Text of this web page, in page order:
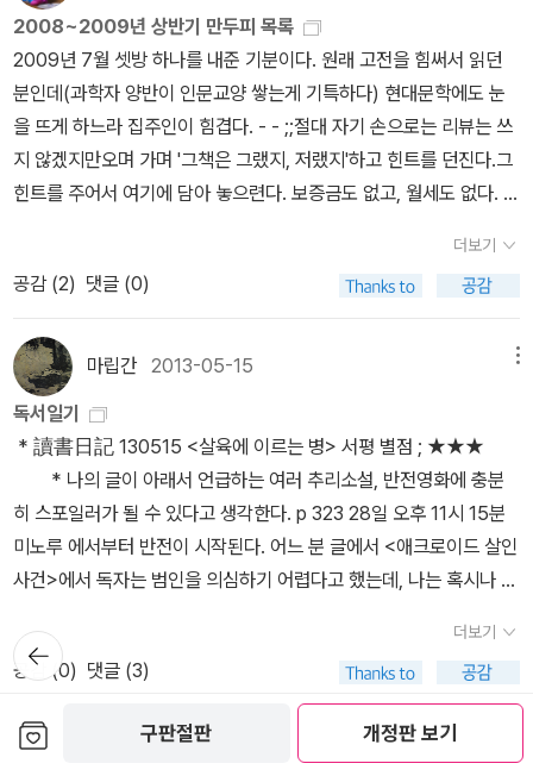
구판절판 개정판 보기
오산, 오몬, 오미네, 오콘, 오하쓰, 오하루, (아오이)7.얼간이: 18명 -
오토쿠, 오쓰유, 오시마, 오리쓰, 오토모, 오엔, 오코, 오슌, 오미요, 오
쿠메, 오슈, 오린, 오후지, 오노노 고마치(9세기 여류시인), 오미쓰,
오몽, 오케이, 오렌, {아오이: 오가 중간에, 오카자키(헷갈리지 말자,
이거는 유곽이름이다.), 오지, 오시마: 이거 둘은 지명이름이다.}
2008~2009년 상반기 만두피 목록
2009년 7월 셋방 하나를 내준 기분이다. 원래 고전을 힘써서 읽던
분인데(과학자 양반이 인문교양 쌓는게 기특하다) 현대문학에도 눈
을 뜨게 하느라 집주인이 힘겹다. - - ;;절대 자기 손으로는 리뷰는 쓰
지 않겠지만오며 가며 '그책은 그랬지, 저랬지'하고 힌트를 던진다.그
힌트를 주어서 여기에 담아 놓으련다. 보증금도 없고, 월세도 없다. 그
더보기
공감 (2) 댓글 (0)
마립간 2013-05-15
독서일기
* 讀書日記 130515 <살육에 이르는 병> 서평 별점 ; ★★★
* 나의 글이 아래서 언급하는 여러 추리소설, 반전영화에 충분
히 스포일러가 될 수 있다고 생각한다. p 323 28일 오후 11시 15분
미노루 에서부터 반전이 시작된다. 어느 분 글에서 <애크로이드 살인
사건>에서 독자는 범인을 의심하기 어렵다고 했는데, 나는 혹시나 하
이거나 천재적 직관이나 추리를 할 수 있었던 것은 아니다. 영화 ‘식스
센스’를 봤기 때문이다. * 讀書日記 120808http://blog.aladin.c
o.kr/maripkahn/5779863 ‘영화 ‘식스 센스’에서 ##가 유령
이야‘ 이런 언급은 당연히 스포일러이지만, ’서술 트릭‘이라는 설명만
더보기
공감 (0) 댓글 (3)
뒤로가
기